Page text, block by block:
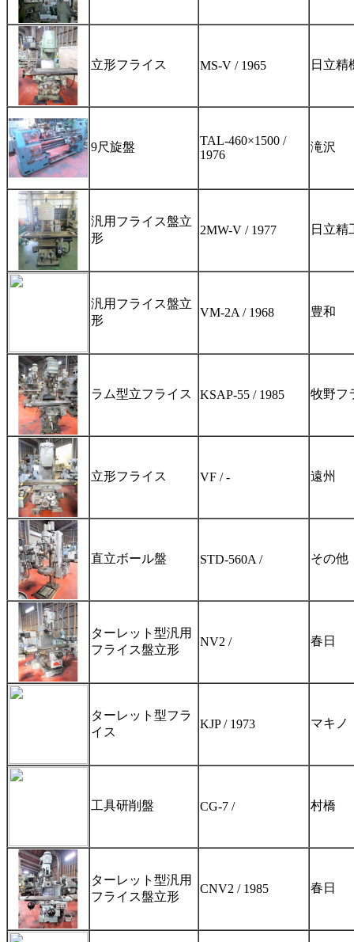
立形フライス MS-V / 1965 日立精
9尺旋盤
TAL-460×1500 /
1976
滝沢
汎用フライス盤立
形
2MW-V / 1977 日立精
汎用フライス盤立
形
VM-2A / 1968 豊和
ラム型立フライス KSAP-55 / 1985 牧野フ
立形フライス VF / - 遠州
直立ボール盤 STD-560A / その他
ターレット型汎用
フライス盤立形
NV2 / 春日
ターレット型フラ
イス
KJP / 1973 マキノ
工具研削盤 CG-7 / 村橋
ターレット型汎用
フライス盤立形
CNV2 / 1985 春日